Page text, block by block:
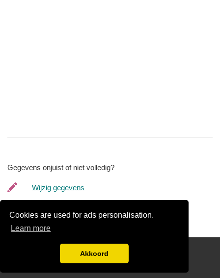
Cookies are used for ads personalisation.
Learn more
Akkoord
Gegevens onjuist of niet volledig?
Wijzig gegevens